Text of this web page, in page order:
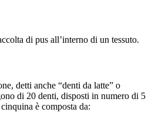
di pus all’interno di un tessuto.
detti anche “denti da latte” o
di 20 denti, disposti in numero di 5
è composta da: